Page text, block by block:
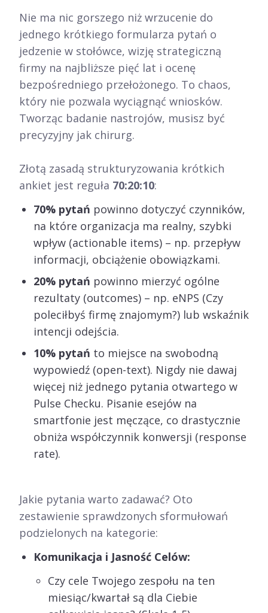
Nie ma nic gorszego niż wrzucenie do
jednego krótkiego formularza pytań o
jedzenie w stołówce, wizję strategiczną
firmy na najbliższe pięć lat i ocenę
bezpośredniego przełożonego. To chaos,
który nie pozwala wyciągnąć wniosków.
Tworząc badanie nastrojów, musisz być
precyzyjny jak chirurg.
Złotą zasadą strukturyzowania krótkich
ankiet jest reguła 70:20:10:
70% pytań powinno dotyczyć czynników,
na które organizacja ma realny, szybki
wpływ (actionable items) – np. przepływ
informacji, obciążenie obowiązkami.
20% pytań powinno mierzyć ogólne
rezultaty (outcomes) – np. eNPS (Czy
poleciłbyś firmę znajomym?) lub wskaźnik
intencji odejścia.
10% pytań to miejsce na swobodną
wypowiedź (open-text). Nigdy nie dawaj
więcej niż jednego pytania otwartego w
Pulse Checku. Pisanie esejów na
smartfonie jest męczące, co drastycznie
obniża współczynnik konwersji (response
rate).
Jakie pytania warto zadawać? Oto
zestawienie sprawdzonych sformułowań
podzielonych na kategorie:
Komunikacja i Jasność Celów:
Czy cele Twojego zespołu na ten
miesiąc/kwartał są dla Ciebie